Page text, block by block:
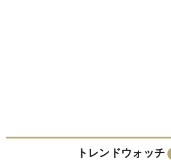
トレンドウォッチ